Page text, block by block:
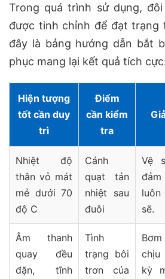
Trong quá trình sử dụng,
được tinh chỉnh để đạt trạng
đây là bảng hướng dẫn bắt
phục mang lại kết quả tích
Hiện tượng
tốt cần duy
trì
Điểm
cần kiểm
tra
Nhiệt độ
thân vỏ mát
mẻ dưới 70
độ C
Cánh
quạt tản
nhiệt sau
đuôi
Vệ
luôn
sẽ.
Âm thanh
quay đều
đặn, tĩnh
Tình
trạng bôi
trơn của
chịu
kỳ